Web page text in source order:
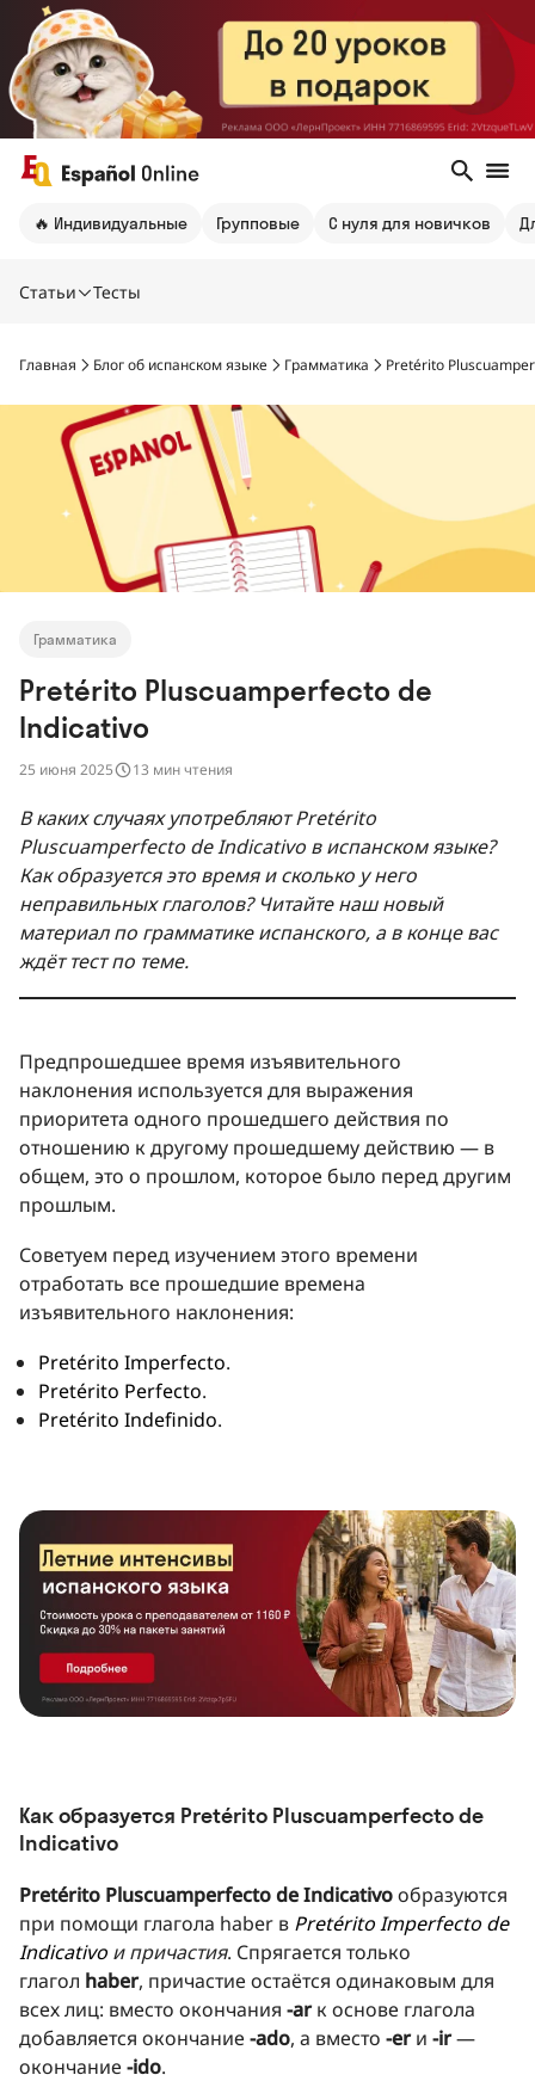
🔥 Индивидуальные Групповые С нуля для новичков
Статьи Тесты
Главная Блог об испанском языке Грамматика Pretérito
Грамматика
Pretérito Pluscuamperfecto de
Indicativo
25 июня 2025 13 мин чтения
В каких случаях употребляют Pretérito
Pluscuamperfecto de Indicativo в испанском языке?
Как образуется это время и сколько у него
неправильных глаголов? Читайте наш новый
материал по грамматике испанского, а в конце вас
ждёт тест по теме.
Предпрошедшее время изъявительного
наклонения используется для выражения
приоритета одного прошедшего действия по
отношению к другому прошедшему действию — в
общем, это о прошлом, которое было перед другим
прошлым.
Советуем перед изучением этого времени
отработать все прошедшие времена
изъявительного наклонения:
Pretérito Imperfecto.
Pretérito Perfecto.
Pretérito Indefinido.
Как образуется Pretérito Pluscuamperfecto de
Indicativo
Pretérito Pluscuamperfecto de Indicativoобразуются
при помощи глагола haber в Pretérito Imperfecto de
Indicativo и причастия. Спрягается только
глагол haber, причастие остаётся одинаковым для
всех лиц: вместо окончания -arк основе глагола
добавляется окончание -ado, а вместо -erи -ir—
окончание -ido.